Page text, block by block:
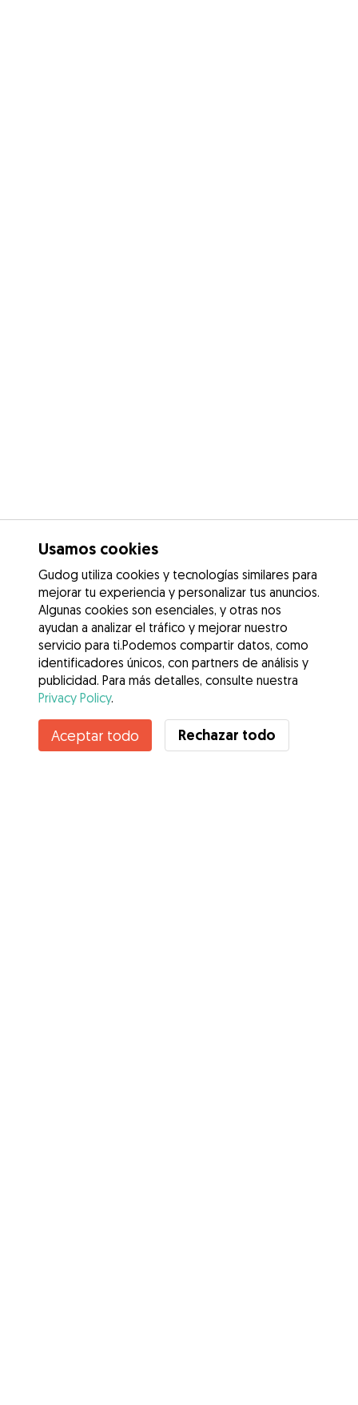
¿Conoces los Beneficios de Gudog? Ver más
Usamos cookies
Gudog utiliza cookies y tecnologías similares para
mejorar tu experiencia y personalizar tus anuncios.
Algunas cookies son esenciales, y otras nos
ayudan a analizar el tráfico y mejorar nuestro
servicio para ti.Podemos compartir datos, como
identificadores únicos, con partners de análisis y
publicidad. Para más detalles, consulte nuestra
Privacy Policy.
Aceptar todo Rechazar todo